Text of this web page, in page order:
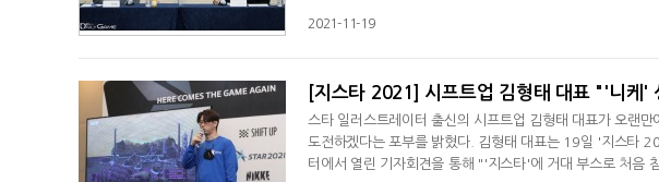
통할 수 있게 하기 위해 준비하고 있다"며 "북미나 유럽에서
2021-11-19
[지스타 2021] 시프트업 김형태 대표 "'니케'
스타 일러스트레이터 출신의 시프트업 김형태 대표가 오랜
도전하겠다는 포부를 밝혔다. 김형태 대표는 19일 '지스타
터에서 열린 기자회견을 통해 "'지스타'에 거대 부스로 처음